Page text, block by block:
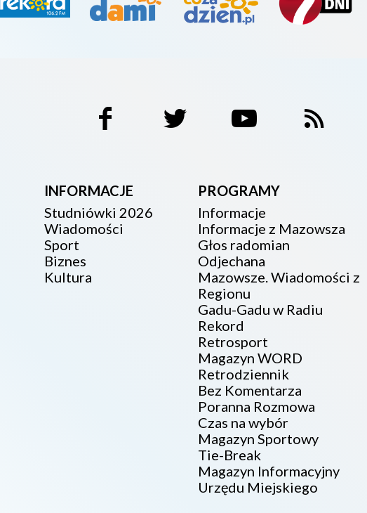
INFORMACJE
Studniówki 2026
Wiadomości
Sport
Biznes
Kultura
PROGRAMY
Informacje
Informacje z Mazowsza
Głos radomian
Odjechana
Mazowsze. Wiadomości z
Regionu
Gadu-Gadu w Radiu
Rekord
Retrosport
Magazyn WORD
Retrodziennik
Bez Komentarza
Poranna Rozmowa
Czas na wybór
Magazyn Sportowy
Tie-Break
Magazyn Informacyjny
Urzędu Miejskiego